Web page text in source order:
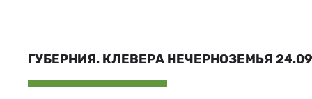
ГУБЕРНИЯ. КЛЕВЕРА НЕЧЕРНОЗЕМЬЯ